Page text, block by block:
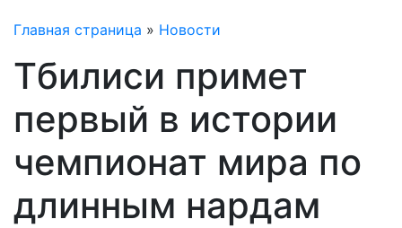
Главная страница » Новости
Тбилиси примет
первый в истории
чемпионат мира по
длинным нардам